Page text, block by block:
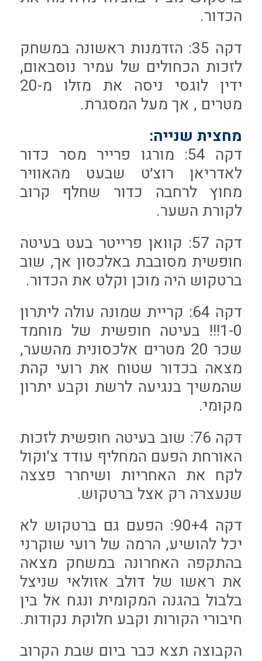
הכדור.
דקה 35: הזדמנות ראשונה במשחק
לזכות הכחולים של עמיר נוסבאום,
ידין לוגסי ניסה את מזלו מ-20
מטרים , אך מעל המסגרת.
מחצית שנייה:
דקה 54: מורגו פרייר מסר כדור
לאדריאן רוצ׳ט שבעט מהאוויר
מחוץ לרחבה כדור שחלף קרוב
לקורת השער.
דקה 57: קוואן פרייטר בעט בעיטה
חופשית מסובבת באלכסון אך, שוב
ברטקוש היה מוכן וקלט את הכדור.
דקה 64: קריית שמונה עולה ליתרון
1-0!!! בעיטה חופשית של מוחמד
שכר 20 מטרים אלכסונית מהשער,
מצאה בכדור שטוח את רועי קהת
שהמשיך בנגיעה לרשת וקבע יתרון
מקומי.
דקה 76: שוב בעיטה חופשית לזכות
האורחת הפעם המחליף עודד צ'וקול
לקח את האחריות ושיחרר פצצה
שנעצרה רק אצל ברטקוש.
דקה 90+4: הפעם גם ברטקוש לא
יכל להושיע, הרמה של רועי שוקרני
בהתקפה האחרונה במשחק מצאה
את ראשו של דולב אזולאי שניצל
בלבול בהגנה המקומית ונגח אל בין
חיבורי הקורות וקבע חלוקת נקודות.
הקבוצה תצא כבר ביום שבת הקרוב